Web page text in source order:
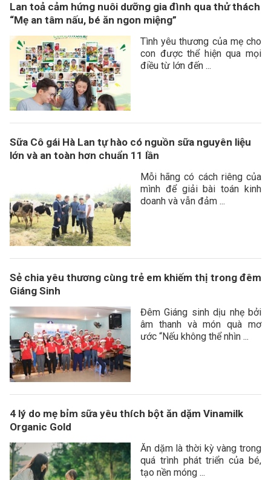
Lan toả cảm hứng nuôi dưỡng gia đình qua thử thách
“Mẹ an tâm nấu, bé ăn ngon miệng”
Tình yêu thương của mẹ cho
con được thể hiện qua mọi
điều từ lớn đến ...
Sữa Cô gái Hà Lan tự hào có nguồn sữa nguyên liệu
lớn và an toàn hơn chuẩn 11 lần
Mỗi hãng có cách riêng của
mình để giải bài toán kinh
doanh và vẫn đảm ...
Sẻ chia yêu thương cùng trẻ em khiếm thị trong đêm
Giáng Sinh
Đêm Giáng sinh dịu nhẹ bởi
âm thanh và món quà mơ
ước “Nếu không thể nhìn ...
4 lý do mẹ bỉm sữa yêu thích bột ăn dặm Vinamilk
Organic Gold
Ăn dặm là thời kỳ vàng trong
quá trình phát triển của bé,
tạo nền móng ...